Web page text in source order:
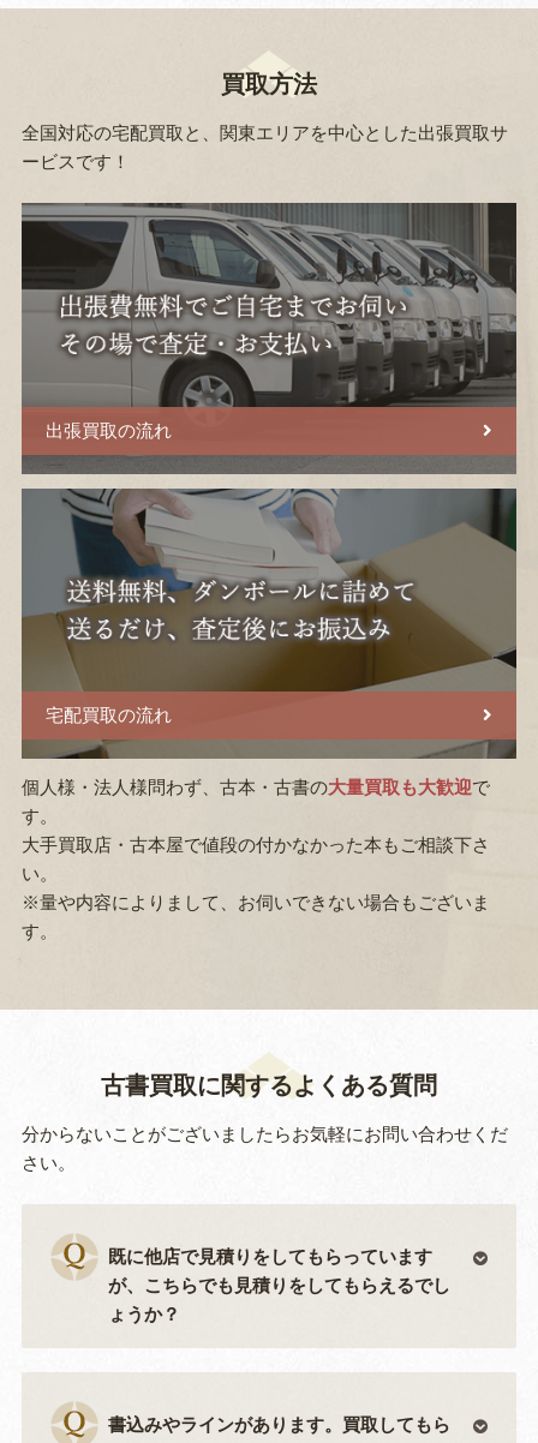
買取方法
全国対応の宅配買取と、関東エリアを中心とした出張買取サ
ービスです！
出張買取の流れ
宅配買取の流れ
個人様・法人様問わず、古本・古書の大量買取も大歓迎で
す。
大手買取店・古本屋で値段の付かなかった本もご相談下さ
い。
※量や内容によりまして、お伺いできない場合もございま
す。
古書買取に関するよくある質問
分からないことがございましたらお気軽にお問い合わせくだ
さい。
既に他店で見積りをしてもらっています
が、こちらでも見積りをしてもらえるでし
ょうか？
書込みやラインがあります。買取してもら